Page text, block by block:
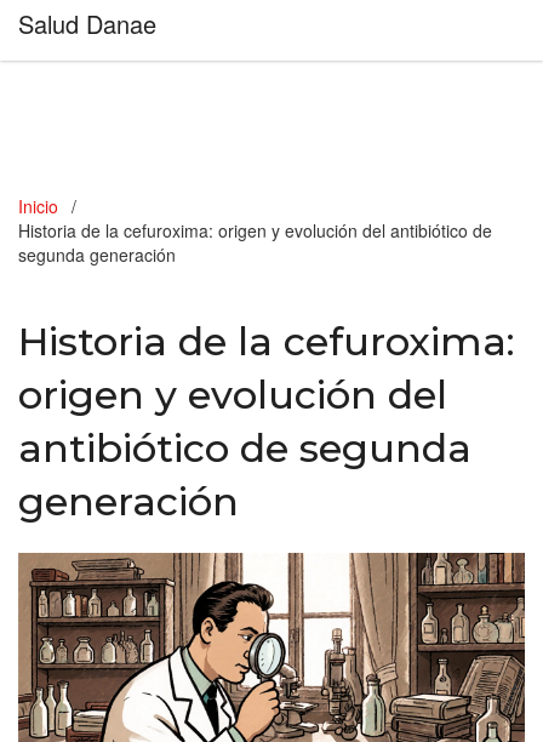
Salud Danae
Inicio
Historia de la cefuroxima: origen y evolución del antibiótico de
segunda generación
Historia de la cefuroxima:
origen y evolución del
antibiótico de segunda
generación